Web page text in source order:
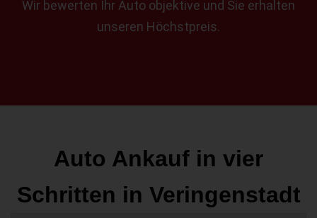
Wir bewerten Ihr Auto objektive und Sie erhalten
unseren Höchstpreis.
Auto Ankauf in vier
Schritten in Veringenstadt